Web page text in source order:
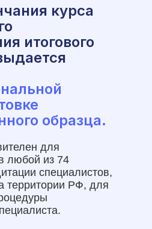
курса
итогового
образца.
для
любой из 74
специалистов,
территории РФ, для